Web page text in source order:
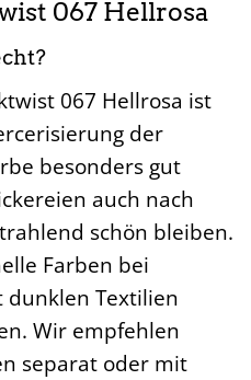
067 Hellrosa
067 Hellrosa ist
der
besonders gut
auch nach
schön bleiben.
Farben bei
dunklen Textilien
Wir empfehlen
separat oder mit